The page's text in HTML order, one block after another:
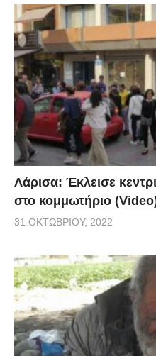
Λάρισα: Έκλεισε
στο κομμωτήριο
31 ΟΚΤΩΒΡΊΟΥ, 2022